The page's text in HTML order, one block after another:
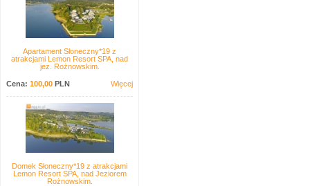
Apartament Słoneczny*19 z
atrakcjami Lemon Resort SPA, nad
jez. Rożnowskim.
Cena: 100,00 PLN Więcej
Domek Słoneczny*19 z atrakcjami
Lemon Resort SPA, nad Jeziorem
Rożnowskim.